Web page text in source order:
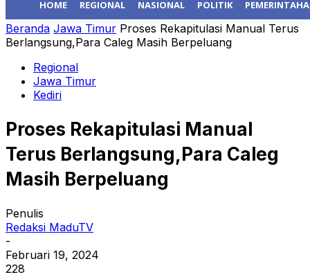
HOME REGIONAL NASIONAL POLITIK
Beranda Jawa Timur Proses Rekapitulasi Manual Terus
Berlangsung,Para Caleg Masih Berpeluang
Regional
Jawa Timur
Kediri
Proses Rekapitulasi Manual
Terus Berlangsung,Para Caleg
Masih Berpeluang
Penulis
Redaksi MaduTV
-
Februari 19, 2024
228